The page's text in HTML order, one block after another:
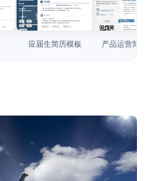
查看模板
应届生简历模板
查看模板
产品运营简